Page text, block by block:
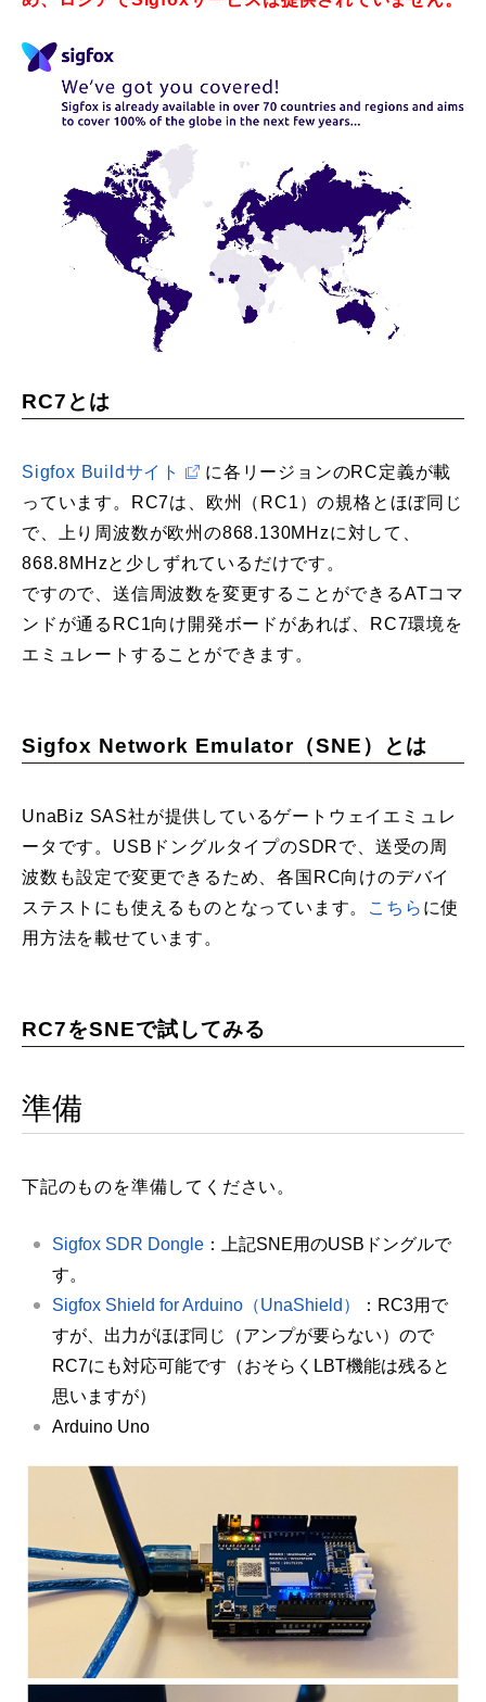
RC7とは
Sigfox Buildサイト
に各リージョンのRC定義が載
っています。RC7は、欧州（RC1）の規格とほぼ同じ
で、上り周波数が欧州の868.130MHzに対して、
868.8MHzと少しずれているだけです。
ですので、送信周波数を変更することができるATコマ
ンドが通るRC1向け開発ボードがあれば、RC7環境を
エミュレートすることができます。
Sigfox Network Emulator（SNE）とは
UnaBiz SAS社が提供しているゲートウェイエミュレ
ータです。USBドングルタイプのSDRで、送受の周
波数も設定で変更できるため、各国RC向けのデバイ
ステストにも使えるものとなっています。
こちら に使
用方法を載せています。
RC7をSNEで試してみる
準備
下記のものを準備してください。
Sigfox SDR Dongle ：上記SNE用のUSBドングルで
す。
Sigfox Shield for Arduino（UnaShield）
：RC3用で
すが、出力がほぼ同じ（アンプが要らない）ので
RC7にも対応可能です（おそらくLBT機能は残ると
思いますが）
Arduino Uno